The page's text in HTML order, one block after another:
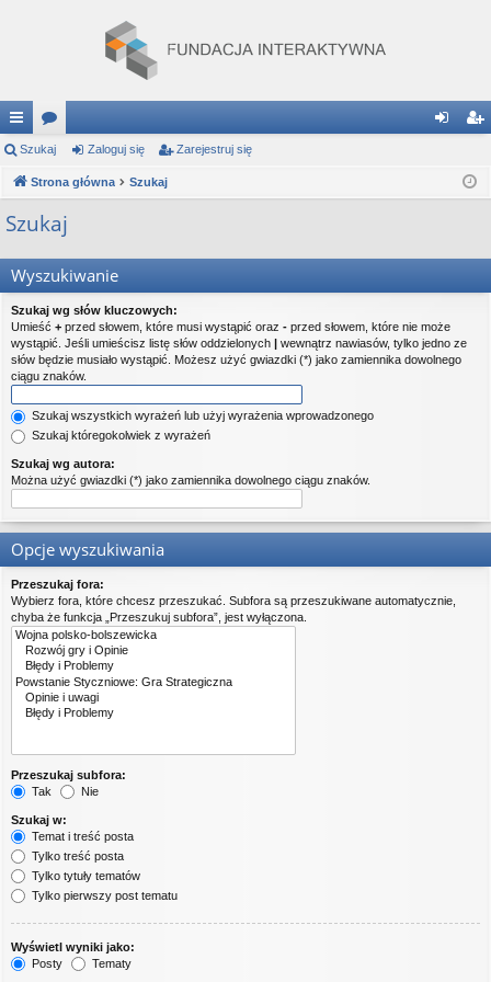
ię
ce
j
or
a ej
Szukaj Zaloguj się Zarejestruj się
Strona główna Szukaj
Szukaj
Wyszukiwanie
Szukaj wg słów kluczowych:
Umieść + przed słowem, które musi wystąpić oraz - przed słowem, które nie może
wystąpić. Jeśli umieścisz listę słów oddzielonych | wewnątrz nawiasów, tylko jedno ze
słów będzie musiało wystąpić. Możesz użyć gwiazdki (*) jako zamiennika dowolnego
ciągu znaków.
Szukaj wszystkich wyrażeń lub użyj wyrażenia wprowadzonego
Szukaj któregokolwiek z wyrażeń
Szukaj wg autora:
Można użyć gwiazdki (*) jako zamiennika dowolnego ciągu znaków.
Opcje wyszukiwania
Przeszukaj fora:
Wybierz fora, które chcesz przeszukać. Subfora są przeszukiwane automatycznie,
chyba że funkcja „Przeszukuj subfora”, jest wyłączona.
Przeszukaj subfora:
Tak
Nie
Szukaj w:
Temat i treść posta
Tylko treść posta
Tylko tytuły tematów
Tylko pierwszy post tematu
Wyświetl wyniki jako:
Posty
Tematy